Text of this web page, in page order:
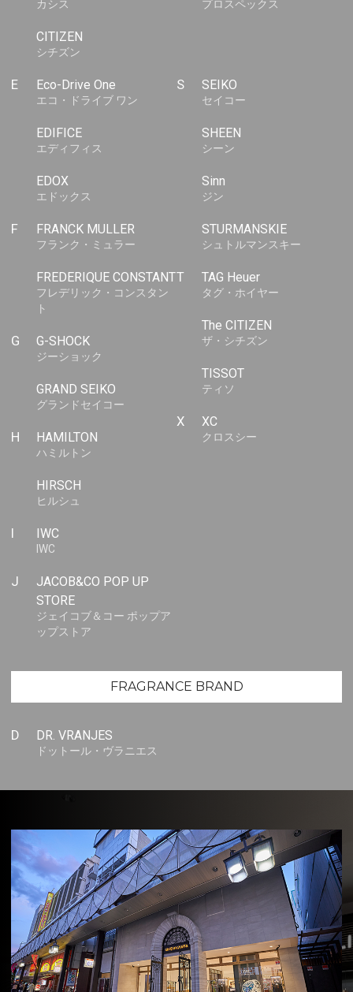
カシス
CITIZEN
シチズン
E Eco-Drive One
エコ・ドライブ ワン
EDIFICE
エディフィス
EDOX
エドックス
F FRANCK MULLER
フランク・ミュラー
FREDERIQUE CONSTANT
フレデリック・コンスタン
ト
G G-SHOCK
ジーショック
GRAND SEIKO
グランドセイコー
H HAMILTON
ハミルトン
HIRSCH
ヒルシュ
IWC
IWC
J
JACOB&CO POP UP
STORE
ジェイコブ＆コー ポップア
ップストア
プロスペックス
S SEIKO
セイコー
SHEEN
シーン
Sinn
ジン
STURMANSKIE
シュトルマンスキー
T TAG Heuer
タグ・ホイヤー
The CITIZEN
ザ・シチズン
TISSOT
ティソ
X XC
クロスシー
FRAGRANCE BRAND
D DR. VRANJES
ドットール・ヴラニエス